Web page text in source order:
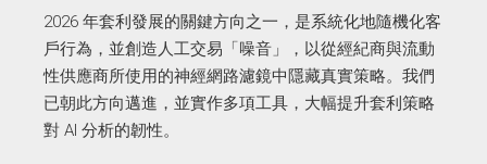
2026 年套利發展的關鍵方向之一，是系統化地隨機化客
戶行為，並創造人工交易「噪音」，以從經紀商與流動
性供應商所使用的神經網路濾鏡中隱藏真實策略。我們
已朝此方向邁進，並實作多項工具，大幅提升套利策略
對 AI 分析的韌性。